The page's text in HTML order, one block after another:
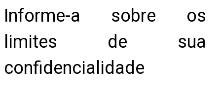
Informe-a sobre os
limites de sua
confidencialidade